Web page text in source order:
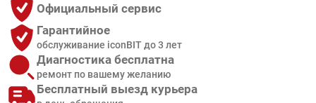
Официальный сервис
Гарантийное
обслуживание iconBIT до 3 лет
Диагностика бесплатна
ремонт по вашему желанию
Бесплатный выезд курьера